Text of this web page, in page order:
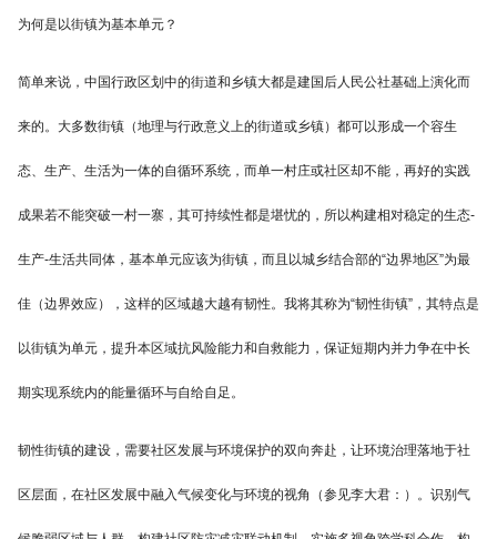
为何是以街镇为基本单元？
简单来说，中国行政区划中的街道和乡镇大都是建国后人民公社基础上演化而
来的。大多数街镇（地理与行政意义上的街道或乡镇）都可以形成一个容生
态、生产、生活为一体的自循环系统，而单一村庄或社区却不能，再好的实践
成果若不能突破一村一寨，其可持续性都是堪忧的，所以构建相对稳定的生态-
生产-生活共同体，基本单元应该为街镇，而且以城乡结合部的“边界地区”为最
佳（边界效应），这样的区域越大越有韧性。我将其称为“韧性街镇”，其特点是
以街镇为单元，提升本区域抗风险能力和自救能力，保证短期内并力争在中长
期实现系统内的能量循环与自给自足。
韧性街镇的建设，需要社区发展与环境保护的双向奔赴，让环境治理落地于社
区层面，在社区发展中融入气候变化与环境的视角（参见李大君：）。识别气